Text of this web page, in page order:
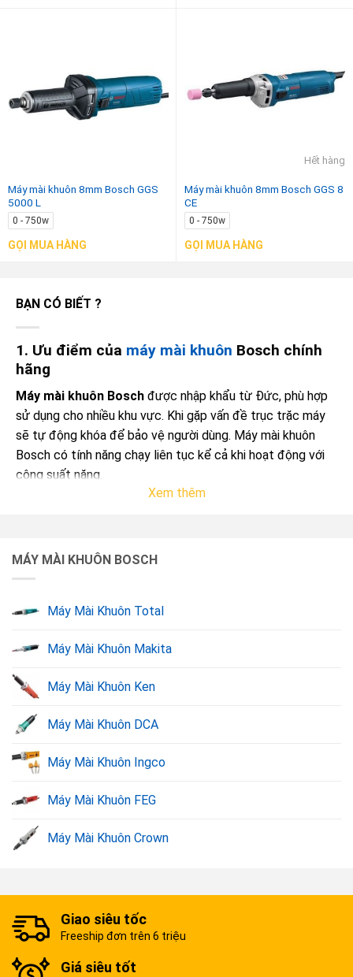
Máy mài khuôn 8mm Bosch GGS
5000 L
0 - 750w
GỌI MUA HÀNG
Hết hàng
Máy mài khuôn 8mm Bosch GGS 8
CE
0 - 750w
GỌI MUA HÀNG
BẠN CÓ BIẾT ?
1. Ưu điểm của máy mài khuôn Bosch chính
hãng
Máy mài khuôn Bosch được nhập khẩu từ Đức, phù hợp
sử dụng cho nhiều khu vực. Khi gặp vấn đề trục trặc máy
sẽ tự động khóa để bảo vệ người dùng. Máy mài khuôn
Bosch có tính năng chạy liên tục kể cả khi hoạt động với
công suất nặng.
Máy mài khuôn Bosch.
nhất
Sản phẩm
Máy mài khuôn Bosch GGS 5000L
Máy mài khuôn Bosch GGS 8 CE
3. Mua máy mài khuôn Bosch chất lượng ở
Xem thêm
MÁY MÀI KHUÔN BOSCH
Máy Mài Khuôn Total
Máy Mài Khuôn Makita
Máy Mài Khuôn Ken
Máy Mài Khuôn DCA
Máy Mài Khuôn Ingco
Máy Mài Khuôn FEG
Máy Mài Khuôn Crown
Giao siêu tốc
Freeship đơn trên 6 triệu
Giá siêu tốt